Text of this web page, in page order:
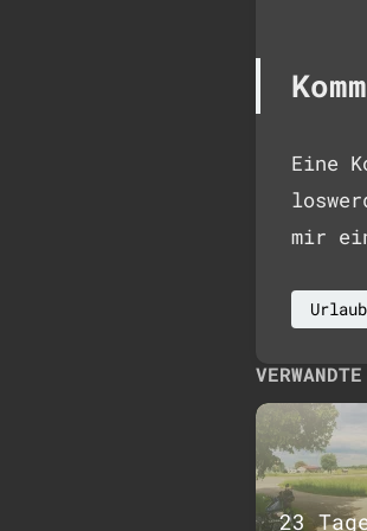
Eine
mir
Urlaub
23